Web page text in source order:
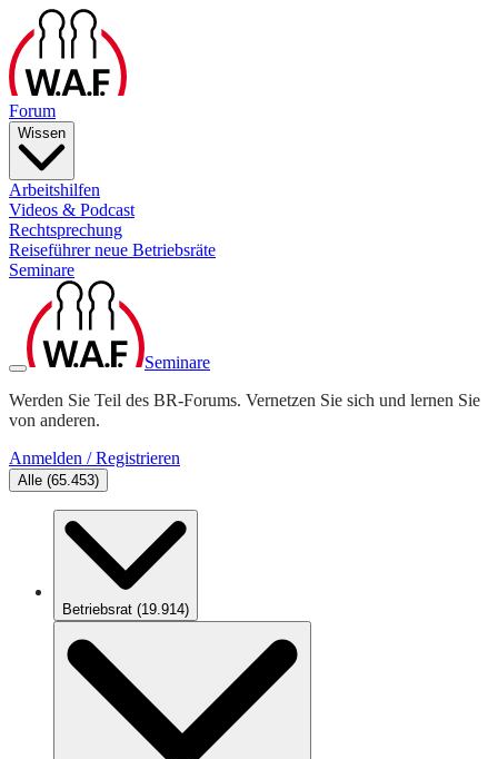
Forum
Wissen
Arbeitshilfen
Videos & Podcast
Rechtsprechung
Reiseführer neue Betriebsräte
Seminare
Seminare
Werden Sie Teil des BR-Forums. Vernetzen Sie sich und lernen Sie
von anderen.
Anmelden / Registrieren
Alle (65.453)
Betriebsrat (19.914)